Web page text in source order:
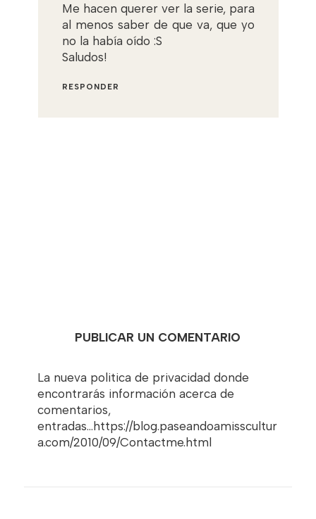
Me hacen querer ver la serie, para
al menos saber de que va, que yo
no la había oído :S
Saludos!
RESPONDER
PUBLICAR UN COMENTARIO
La nueva politica de privacidad donde
encontrarás información acerca de
comentarios,
entradas...https://blog.paseandoamisscultur
a.com/2010/09/Contactme.html